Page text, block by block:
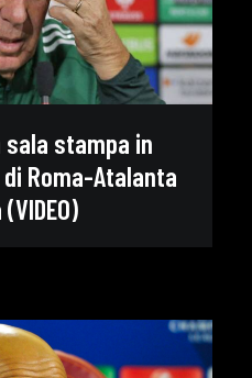
stampa in
Roma-Atalanta